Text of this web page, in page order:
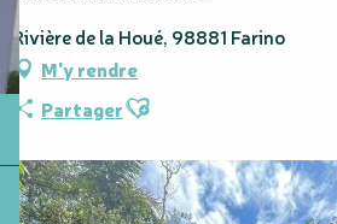
Rivière de la Houé, 98881 Farino
M'y rendre
PartagerAjouter aux favoris